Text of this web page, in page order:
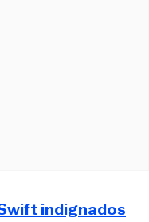
indignados